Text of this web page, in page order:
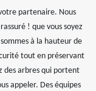
partenaire. Nous
! que vous soyez
à la hauteur de
tout en préservant
des arbres qui portent
appeler. Des équipes